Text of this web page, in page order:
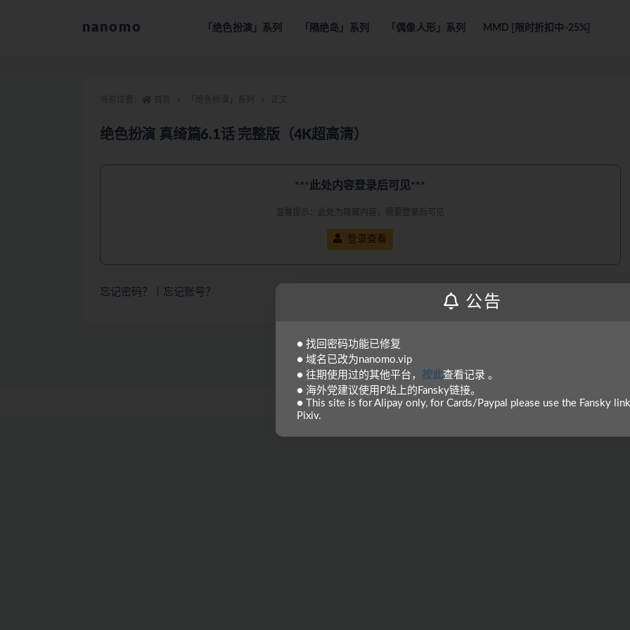
nanomo 「绝色扮演」系列 「隔绝岛」系列 「偶像人形」系列 MMD [限时折扣中-25%]
绝色扮演 真绮篇6.1话 完整版（4K超高清）
***此处内容登录后可见***
温馨提示：此处为隐藏内容，需要登录后可见
登录查看
忘记密码？ 忘记账号？
公告
● 找回密码功能已修复
● 域名已改为nanomo.vip
● 往期使用过的其他平台， 按此查看记录 。
● 海外党建议使用P站上的Fansky链接。
● This site is for Alipay only, for Cards/Paypal please use the Fansky
Pixiv.